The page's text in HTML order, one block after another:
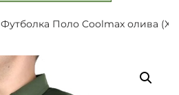
Футболка Поло Coolmax олива